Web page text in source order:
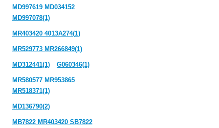
MD997619 MD034152
MD997078(1)
MR403420 4013A274(1)
MR529773 MR266849(1)
MD312441(1) G060346(1)
MR580577 MR953865
MR518371(1)
MD136790(2)
MB7822 MR403420 SB7822